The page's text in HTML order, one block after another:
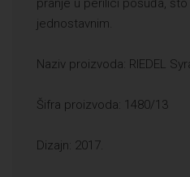
pranje u perilici posuđa,
jednostavnim.
Naziv proizvoda: RIEDEL
Šifra proizvoda: 1480/13
Dizajn: 2017.